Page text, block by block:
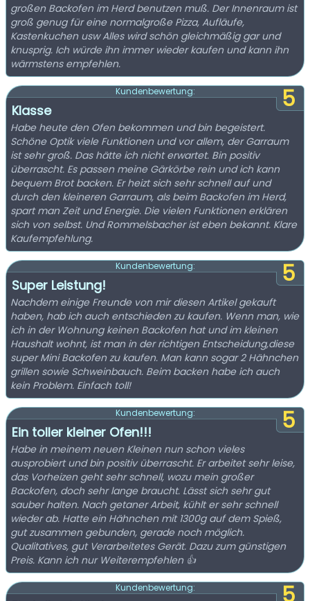
großen Backofen im Herd benutzen muß. Der Innenraum ist
groß genug für eine normalgroße Pizza, Aufläufe,
Kastenkuchen usw Alles wird schön gleichmäßig gar und
knusprig. Ich würde ihn immer wieder kaufen und kann ihn
wärmstens empfehlen.
5
Kundenbewertung:
Klasse
Habe heute den Ofen bekommen und bin begeistert.
Schöne Optik viele Funktionen und vor allem, der Garraum
ist sehr groß. Das hätte ich nicht erwartet. Bin positiv
überrascht. Es passen meine Gärkörbe rein und ich kann
bequem Brot backen. Er heizt sich sehr schnell auf und
durch den kleineren Garraum, als beim Backofen im Herd,
spart man Zeit und Energie. Die vielen Funktionen erklären
sich von selbst. Und Rommelsbacher ist eben bekannt. Klare
Kaufempfehlung.
5
Kundenbewertung:
Super Leistung!
Nachdem einige Freunde von mir diesen Artikel gekauft
haben, hab ich auch entschieden zu kaufen. Wenn man, wie
ich in der Wohnung keinen Backofen hat und im kleinen
Haushalt wohnt, ist man in der richtigen Entscheidung,diese
super Mini Backofen zu kaufen. Man kann sogar 2 Hähnchen
grillen sowie Schweinbauch. Beim backen habe ich auch
kein Problem. Einfach toll!
5
Kundenbewertung:
Ein toller kleiner Ofen!!!
Habe in meinem neuen Kleinen nun schon vieles
ausprobiert und bin positiv überrascht. Er arbeitet sehr leise,
das Vorheizen geht sehr schnell, wozu mein großer
Backofen, doch sehr lange braucht. Lässt sich sehr gut
sauber halten. Nach getaner Arbeit, kühlt er sehr schnell
wieder ab. Hatte ein Hähnchen mit 1300g auf dem Spieß,
gut zusammen gebunden, gerade noch möglich.
Qualitatives, gut Verarbeitetes Gerät. Dazu zum günstigen
Preis. Kann ich nur Weiterempfehlen 👍
Kundenbewertung: